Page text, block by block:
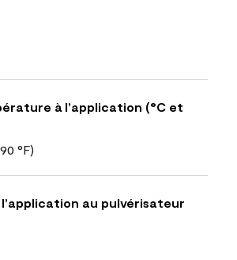
à l’application (°C et
°F)
au pulvérisateur